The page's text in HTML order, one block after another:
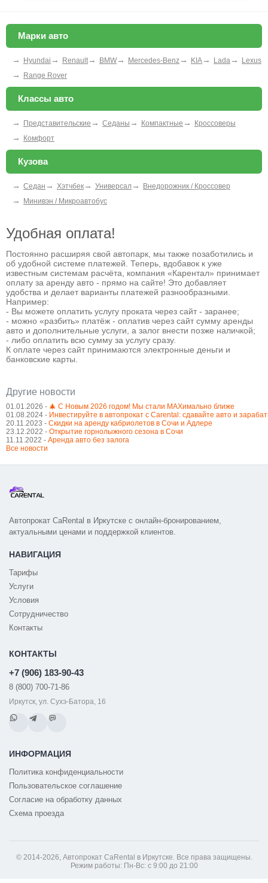
Марки авто
→ Hyundai → Renault → BMW → Mercedes-Benz → KIA → Lada → Lexus
→ Range Rover
Классы авто
→ Представительские → Седаны → Компактные → Кроссоверы
→ Комфорт
Кузова
→ Седан → Хэтчбек → Универсал → Внедорожник / Кроссовер
→ Минивэн / Микроавтобус
Удобная оплата!
Постоянно расширяя свой автопарк, мы также позаботились и
об удобной системе платежей. Теперь, вдобавок к уже
известным системам расчёта, компания «Карентал» принимает
оплату за аренду авто - прямо на сайте! Это добавляет
удобства и делает варианты платежей разнообразными.
Например:
- Вы можете оплатить услугу проката через сайт - заранее;
- можно «разбить» платёж - оплатив через сайт сумму аренды
авто и дополнительные услуги, а залог внести позже наличкой;
- либо оплатить всю сумму за услугу сразу.
К оплате через сайт принимаются электронные деньги и
банковские карты.
Другие новости
01.01.2026 - 🎄 С Новым 2026 годом! Мы стали MAXимально ближе
01.08.2024 - Инвестируйте в автопрокат с Carental: сдавайте авто и
20.11.2023 - Cкидки на аренду кабриолетов в Сочи и Адлере
23.12.2022 - Открытие горнолыжного сезона в Сочи
11.11.2022 - Аренда авто без залога
Все новости
Автопрокат CaRental в Иркутске с онлайн-бронированием,
актуальными ценами и поддержкой клиентов.
НАВИГАЦИЯ
Тарифы
Услуги
Условия
Сотрудничество
Контакты
КОНТАКТЫ
+7 (906) 183-90-43
8 (800) 700-71-86
Иркутск, ул. Сухэ-Батора, 16
ИНФОРМАЦИЯ
Политика конфиденциальности
Пользовательское соглашение
Согласие на обработку данных
Схема проезда
© 2014-2026, Автопрокат CaRental в Иркутске. Все права защищены.
Режим работы: Пн-Вс: с 9:00 до 21:00